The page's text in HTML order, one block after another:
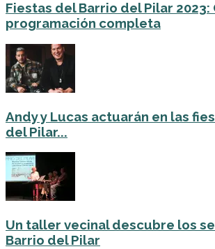
Fiestas del Barrio del Pilar 2023:
programación completa
Andy y Lucas actuarán en las
del Pilar...
Un taller vecinal descubre los
Barrio del Pilar